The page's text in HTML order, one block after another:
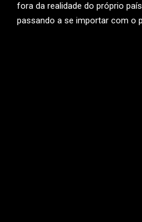
fora da realidade do próprio
passando a se importar com o